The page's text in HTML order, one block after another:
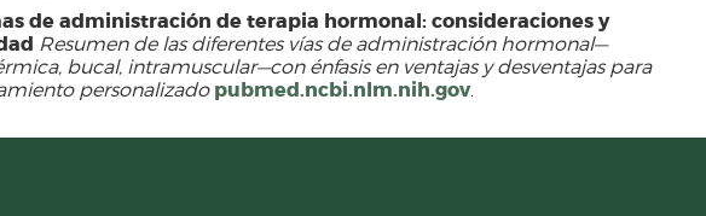
de administración de terapia hormonal: consideraciones y
Resumen de las diferentes vías de administración hormonal—
bucal, intramuscular—con énfasis en ventajas y desventajas para
personalizado pubmed.ncbi.nlm.nih.gov.